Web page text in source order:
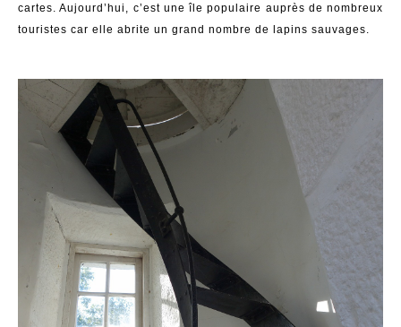
cartes. Aujourd’hui, c’est une île populaire auprès de nombreux
touristes car elle abrite un grand nombre de lapins sauvages.